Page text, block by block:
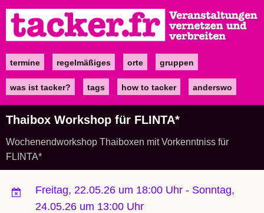
zum
Inhalt
Maintermine regelmäßiges orte gruppen
was ist tacker? tags how to tacker anderswo
Thaibox Workshop für FLINTA*
Wochenendworkshop Thaiboxen mit Vorkenntniss für
FLINTA*
Freitag, 22.05.26 um 18:00 Uhr - Sonntag,
24.05.26 um 13:00 Uhr